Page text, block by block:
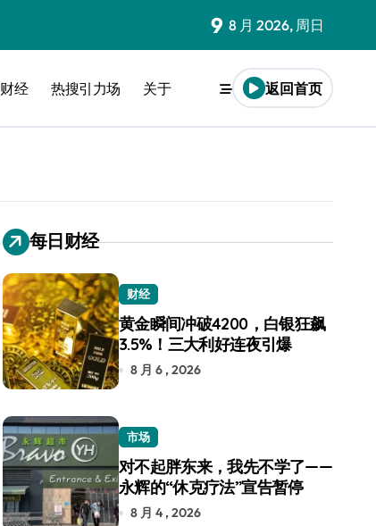
9 8 月 2026, 周日
财经 热搜引力场 关于 返回首页
每日财经
财经
黄金瞬间冲破4200，白银狂飙
3.5%！三大利好连夜引爆
8 月 6 , 2026
市场
对不起胖东来，我先不学了——
永辉的“休克疗法”宣告暂停
8 月 4 , 2026